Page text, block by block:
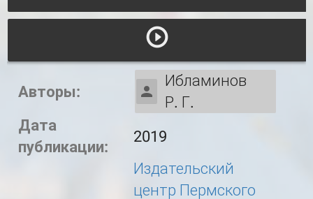
Авторы:
Ибламинов
Р. Г.
Дата
публикации:
2019
Издательский
центр Пермского